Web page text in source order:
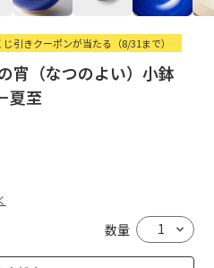
引きクーポンが当たる（8/31まで）
宵（なつのよい）小鉢
夏至
数量